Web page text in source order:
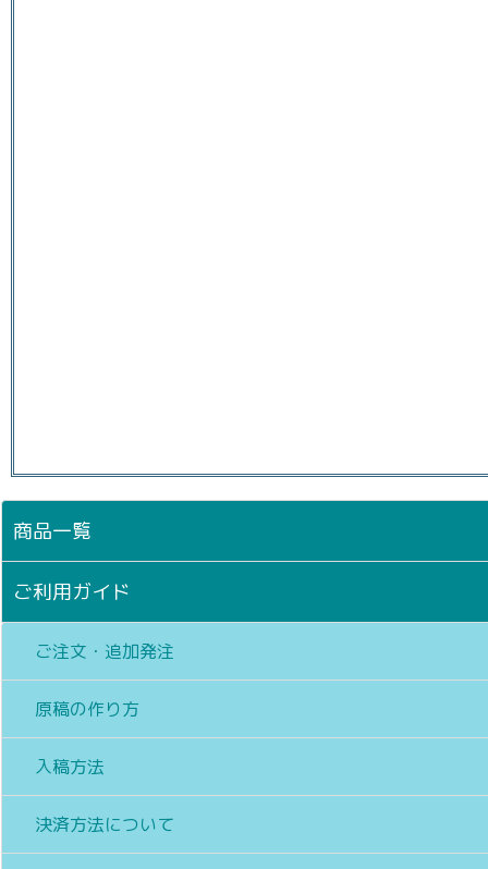
商品一覧
ご利用ガイド
ご注文・追加発注
原稿の作り方
入稿方法
決済方法について